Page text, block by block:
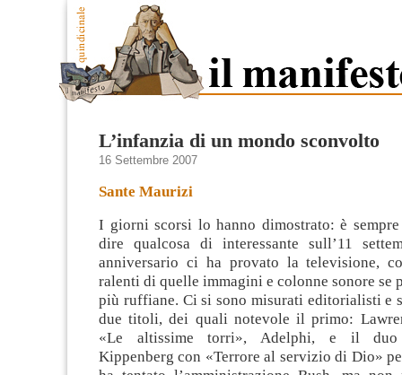
L’infanzia di un mondo sconvolto
16 Settembre 2007
Sante Maurizi
I giorni scorsi lo hanno dimostrato: è
dire qualcosa di interessante sull’11
anniversario ci ha provato la televisione,
ralenti di quelle immagini e colonne sonore se
più ruffiane. Ci si sono misurati editorialisti e
due titoli, dei quali notevole il primo:
«Le altissime torri», Adelphi, e il duo
Kippenberg con «Terrore al servizio di Dio»